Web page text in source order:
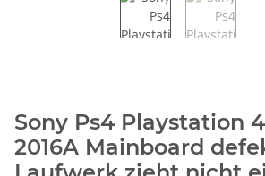
Sony Ps4 Playstation
2016A Mainboard